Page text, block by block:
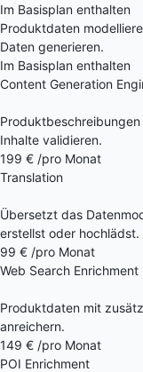
Im Basisplan enthalten
Produktdaten
Daten generieren.
Im Basisplan enthalten
Content Generation
Inhalte validieren.
199 € /pro Monat
Translation
Übersetzt das
erstellst oder hochlädst.
99 € /pro Monat
Web Search Enrichment
Produktdaten mit
anreichern.
149 € /pro Monat
POI Enrichment